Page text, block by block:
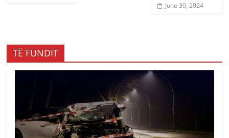
June 30, 2024
TË FUNDIT